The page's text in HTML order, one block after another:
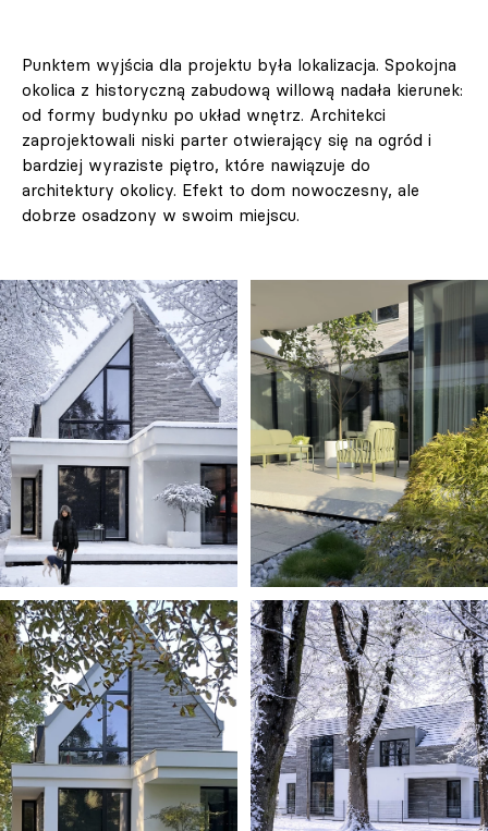
Punktem wyjścia dla projektu była lokalizacja. Spokojna
okolica z historyczną zabudową willową nadała kierunek:
od formy budynku po układ wnętrz. Architekci
zaprojektowali niski parter otwierający się na ogród i
bardziej wyraziste piętro, które nawiązuje do
architektury okolicy. Efekt to dom nowoczesny, ale
dobrze osadzony w swoim miejscu.